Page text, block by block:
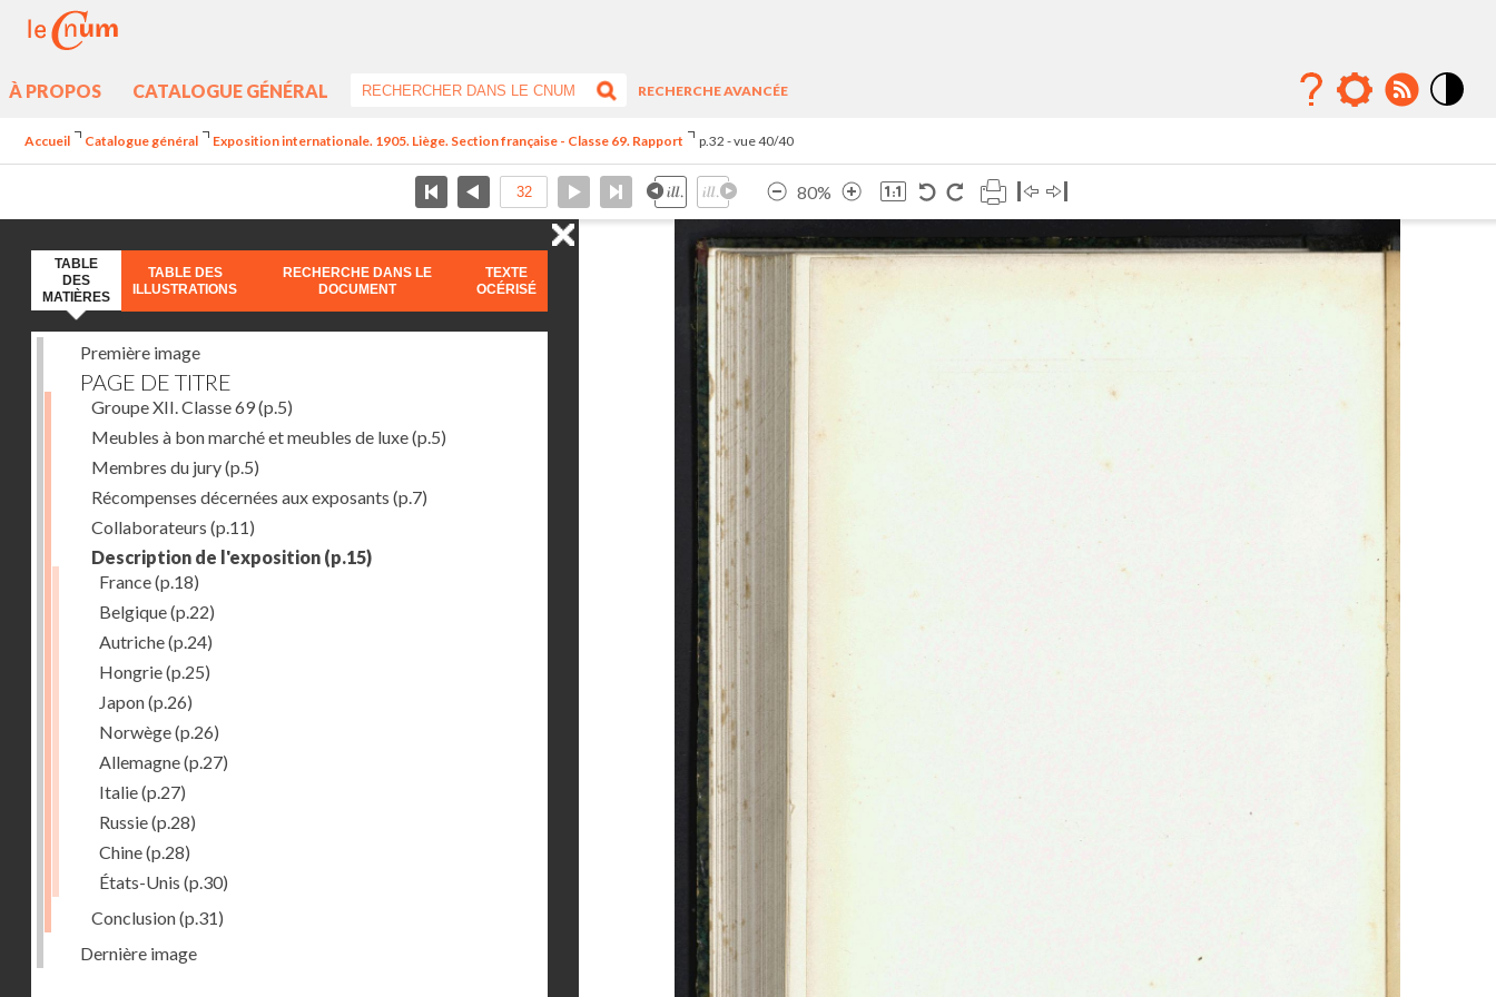
À PROPOS CATALOGUE GÉNÉRAL
RECHERCHE AVANCÉE
Accueil Catalogue général Exposition internationale. 1905. Liège. Section française - Classe 69. Rapport p.32 - vue 40/40
80%
TABLE
DES
MATIÈRES
TABLE DES
ILLUSTRATIONS
RECHERCHE DANS LE
DOCUMENT
TEXTE
OCÉRISÉ
Première image
PAGE DE TITRE
Groupe XII. Classe 69(p.5)
Meubles à bon marché et meubles de luxe(p.5)
Membres du jury(p.5)
Récompenses décernées aux exposants (p.7)
Collaborateurs (p.11)
Description de l'exposition (p.15)
France(p.18)
Belgique(p.22)
Autriche(p.24)
Hongrie(p.25)
Japon(p.26)
Norwège(p.26)
Allemagne(p.27)
Italie(p.27)
Russie(p.28)
Chine(p.28)
États-Unis (p.30)
Conclusion(p.31)
Dernière image